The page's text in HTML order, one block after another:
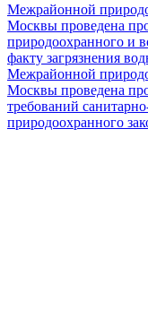
Межрайонной
Москвы проведена
природоохранного и
факту загрязнения
Межрайонной
Москвы проведена
требований
природоохранного